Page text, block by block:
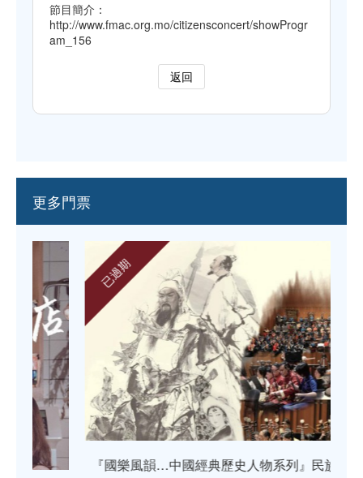
節目簡介：
http://www.fmac.org.mo/citizensconcert/showProgr
am_156
返回
更多門票
已過期
『國樂風韻…中國經典歷史人物系列』民族音樂會